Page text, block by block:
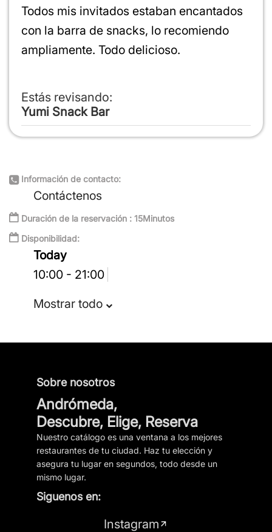
Todos mis invitados estaban encantados
con la barra de snacks, lo recomiendo
ampliamente. Todo delicioso.
Estás revisando:
Yumi Snack Bar
Precio
Atención
Apodo
Resumen
Enviar reseña
Información de contacto:
Contáctenos
Duración de la reservación : 15Minutos
Disponibilidad:
Today
10:00 - 21:00
Mostrar todo
Sobre nosotros
Andrómeda,
Descubre, Elige, Reserva
Nuestro catálogo es una ventana a los mejores
restaurantes de tu ciudad. Haz tu elección y
asegura tu lugar en segundos, todo desde un
mismo lugar.
Siguenos en:
Instagram